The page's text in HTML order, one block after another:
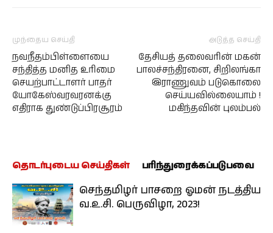
முந்தைய செய்தி
நவநீதம்பிள்ளையை
சந்தித்த மனித உரிமை
செயற்பாட்டாளர் பாதர்
யோகேஸ்வரவரனக்கு
எதிராக துண்டுப்பிரசூரம்
அடுத்த செய்தி
தேசியத் தலைவரின் மகன்
பாலச்சந்திரனை, சிறிலங்கா
இராணுவம் படுகொலை
செய்யவில்லையாம் !
மகிந்தவின் புலம்பல்
தொடர்புடைய செய்திகள் பரிந்துரைக்கப்படுபவை
செந்தமிழர் பாசறை ஓமன் நடத்திய
வ.உ.சி. பெருவிழா, 2023!